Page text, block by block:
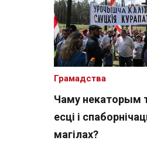
Чаму некаторым
есці і
магілах?
Грамадства